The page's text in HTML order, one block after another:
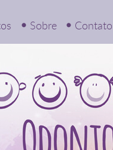
Sobre Contato